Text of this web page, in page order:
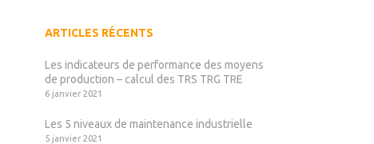
ARTICLES RÉCENTS
Les indicateurs de performance des moyens
de production – calcul des TRS TRG TRE
6 janvier 2021
Les 5 niveaux de maintenance industrielle
5 janvier 2021